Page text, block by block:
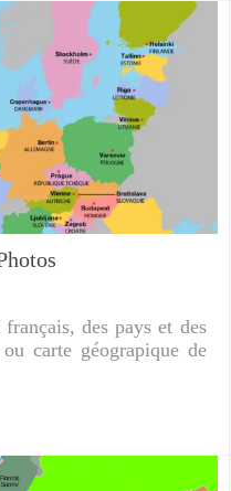
des pays et des
carte géograpique de